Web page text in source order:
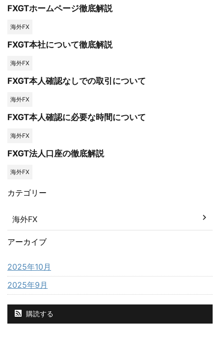
FXGTホームページ徹底解説
海外FX
FXGT本社について徹底解説
海外FX
FXGT本人確認なしでの取引について
海外FX
FXGT本人確認に必要な時間について
海外FX
FXGT法人口座の徹底解説
海外FX
カテゴリー
海外FX
アーカイブ
2025年10月
2025年9月
購読する